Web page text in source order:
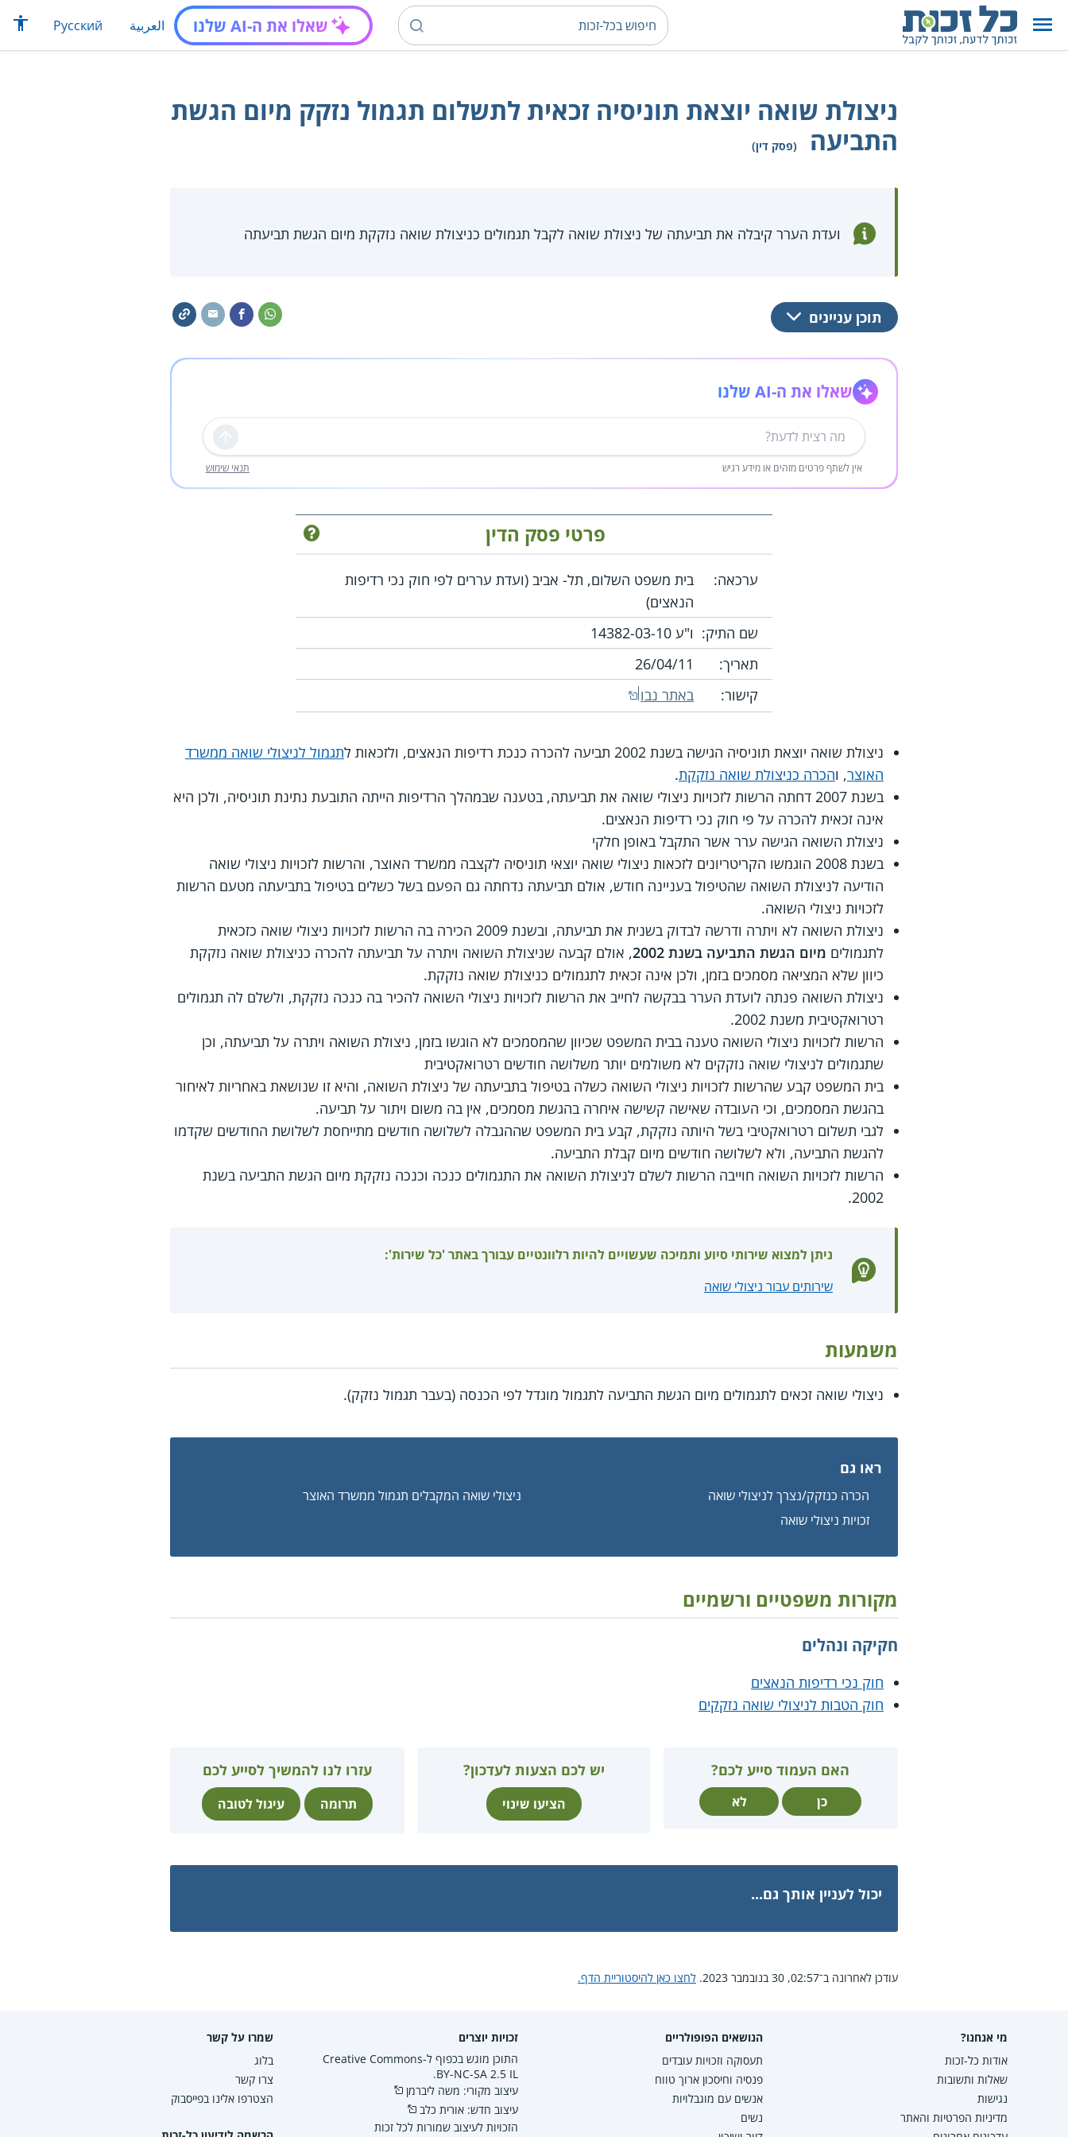
שאלו את ה-AI שלנו العربية Русский
ניצולת שואה יוצאת תוניסיה זכאית לתשלום תגמול נזקק מיום הגשת
התביעה
(פסק דין)
ועדת הערר קיבלה את תביעתה של ניצולת שואה לקבל תגמולים כניצולת שואה נזקקת מיום הגשת תביעתה
תוכן עניינים
שאלו את ה-AI שלנו
שליחה
אין לשתף פרטים מזהים או מידע רגיש תנאי שימוש
פרטי פסק הדין
ערכאה:
בית משפט השלום, תל- אביב (ועדת עררים לפי חוק נכי רדיפות
הנאצים)
שם התיק: ו"ע 14382-03-10
תאריך:
26/04/11
קישור:
באתר נבו
ניצולת שואה יוצאת תוניסיה הגישה בשנת 2002 תביעה להכרה כנכת רדיפות הנאצים, ולזכאות ל
תגמול לניצולי שואה ממשרד
האוצר, והכרה כניצולת שואה נזקקת.
בשנת 2007 דחתה הרשות לזכויות ניצולי שואה את תביעתה, בטענה שבמהלך הרדיפות הייתה התובעת נתינת תוניסיה, ולכן היא
אינה זכאית להכרה על פי חוק נכי רדיפות הנאצים.
ניצולת השואה הגישה ערר אשר התקבל באופן חלקי
בשנת 2008 הוגמשו הקריטריונים לזכאות ניצולי שואה יוצאי תוניסיה לקצבה ממשרד האוצר, והרשות לזכויות ניצולי שואה
הודיעה לניצולת השואה שהטיפול בעניינה חודש, אולם תביעתה נדחתה גם הפעם בשל כשלים בטיפול בתביעתה מטעם הרשות
לזכויות ניצולי השואה.
ניצולת השואה לא ויתרה ודרשה לבדוק בשנית את תביעתה, ובשנת 2009 הכירה בה הרשות לזכויות ניצולי שואה כזכאית
לתגמולים מיום הגשת התביעה בשנת 2002
, אולם קבעה שניצולת השואה ויתרה על תביעתה להכרה כניצולת שואה נזקקת
כיוון שלא המציאה מסמכים בזמן, ולכן אינה זכאית לתגמולים כניצולת שואה נזקקת.
ניצולת השואה פנתה לועדת הערר בבקשה לחייב את הרשות לזכויות ניצולי השואה להכיר בה כנכה נזקקת, ולשלם לה תגמולים
רטרואקטיבית משנת 2002.
הרשות לזכויות ניצולי השואה טענה בבית המשפט שכיוון שהמסמכים לא הוגשו בזמן, ניצולת השואה ויתרה על תביעתה, וכן
שתגמולים לניצולי שואה נזקקים לא משולמים יותר משלושה חודשים רטרואקטיבית
בית המשפט קבע שהרשות לזכויות ניצולי השואה כשלה בטיפול בתביעתה של ניצולת השואה, והיא זו שנושאת באחריות לאיחור
בהגשת המסמכים, וכי העובדה שאישה קשישה איחרה בהגשת מסמכים, אין בה משום ויתור על תביעה.
לגבי תשלום רטרואקטיבי בשל היותה נזקקת, קבע בית המשפט שההגבלה לשלושה חודשים מתייחסת לשלושת החודשים שקדמו
להגשת התביעה, ולא לשלושה חודשים מיום קבלת התביעה.
הרשות לזכויות השואה חוייבה הרשות לשלם לניצולת השואה את התגמולים כנכה וכנכה נזקקת מיום הגשת התביעה בשנת
2002.
ניתן למצוא שירותי סיוע ותמיכה שעשויים להיות רלוונטיים עבורך באתר 'כל שירות':
שירותים עבור ניצולי שואה
משמעות
ניצולי שואה זכאים לתגמולים מיום הגשת התביעה לתגמול מוגדל לפי הכנסה (בעבר תגמול נזקק).
ראו גם
הכרה כנזקק/נצרך לניצולי שואה
ניצולי שואה המקבלים תגמול ממשרד האוצר
זכויות ניצולי שואה
מקורות משפטיים ורשמיים
חקיקה ונהלים
חוק נכי רדיפות הנאצים
חוק הטבות לניצולי שואה נזקקים
האם העמוד סייע לכם?
כן לא
יש לכם הצעות לעדכון?
הציעו שינוי
עזרו לנו להמשיך לסייע לכם
תרומה עיגול לטובה
יכול לעניין אותך גם...
עודכן לאחרונה ב־02:57, 30 בנובמבר 2023. לחצו כאן להיסטוריית הדף.
מי אנחנו?
אודות כל-זכות
שאלות ותשובות
נגישות
מדיניות הפרטיות והאתר
הנושאים הפופולריים
תעסוקה וזכויות עובדים
פנסיה וחיסכון ארוך טווח
אנשים עם מוגבלויות
נשים
זכויות יוצרים
התוכן מוגש בכפוף ל-Creative Commons
BY-NC-SA 2.5 IL.
עיצוב מקורי: משה ליברמן
עיצוב חדש: אורית כלב
הזכויות לעיצוב שמורות לכל זכות
שמרו על קשר
בלוג
צרו קשר
הצטרפו אלינו בפייסבוק